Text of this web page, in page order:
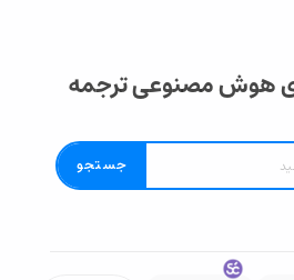
هوش مصنوعی ترجمه
جستجو